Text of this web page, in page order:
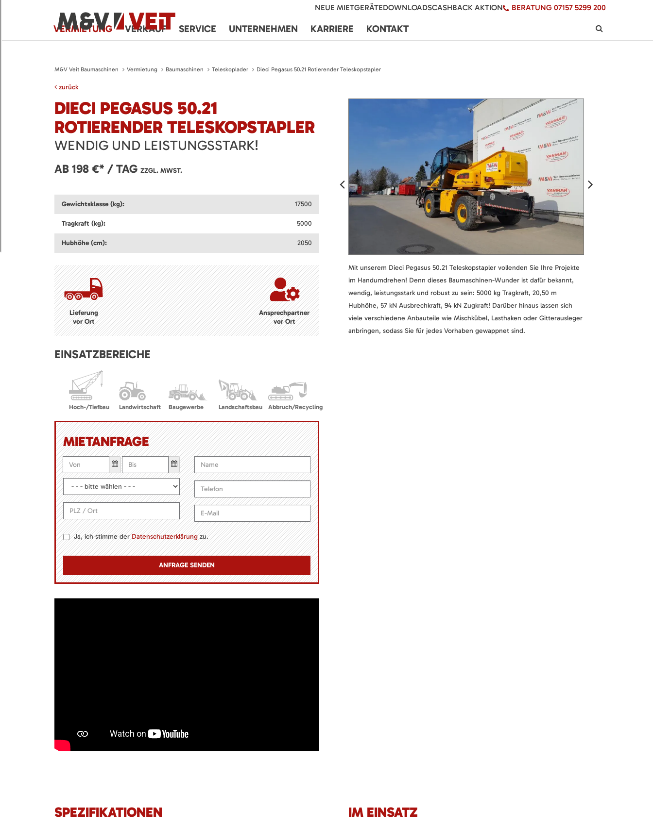
NEUE MIETGERÄTEDOWNLOADSCASHBACK AKTION BERATUNG 07157 5299 200
VERMIETUNG VERKAUF SERVICE UNTERNEHMEN KARRIERE KONTAKT
M&V Veit Baumaschinen Vermietung Baumaschinen Teleskoplader Dieci Pegasus 50.21 Rotierender Teleskopstapler
zurück
DIECI PEGASUS 50.21
ROTIERENDER TELESKOPSTAPLER
WENDIG UND LEISTUNGSSTARK!
AB 198 €* / TAG ZZGL. MWST.
Gewichtsklasse (kg): 17500
Tragkraft (kg): 5000
Hubhöhe (cm): 2050
Lieferung
vor Ort
Ansprechpartner
vor Ort
EINSATZBEREICHE
Hoch-/Tiefbau Landwirtschaft Baugewerbe Landschaftsbau Abbruch/Recycling
MIETANFRAGE
Ja, ich stimme derDatenschutzerklärungzu.
Mit unserem Dieci Pegasus 50.21 Teleskopstapler vollenden Sie Ihre Projekte
im Handumdrehen! Denn dieses Baumaschinen-Wunder ist dafür bekannt,
wendig, leistungsstark und robust zu sein: 5000 kg Tragkraft, 20,50 m
Hubhöhe, 57 kN Ausbrechkraft, 94 kN Zugkraft! Darüber hinaus lassen sich
viele verschiedene Anbauteile wie Mischkübel, Lasthaken oder Gitterausleger
anbringen, sodass Sie für jedes Vorhaben gewappnet sind.
SPEZIFIKATIONEN IM EINSATZ